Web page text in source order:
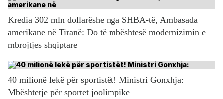
Kredia 302 mln dollarëshe nga SHBA-të, Ambasada
amerikane në Tiranë: Do të mbështesë modernizimin e
mbrojtjes shqiptare
40 milionë lekë për sportistët! Ministri Gonxhja:
Mbështetje për sportet joolimpike